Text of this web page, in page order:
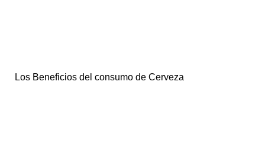
Los Beneficios del consumo de Cerveza